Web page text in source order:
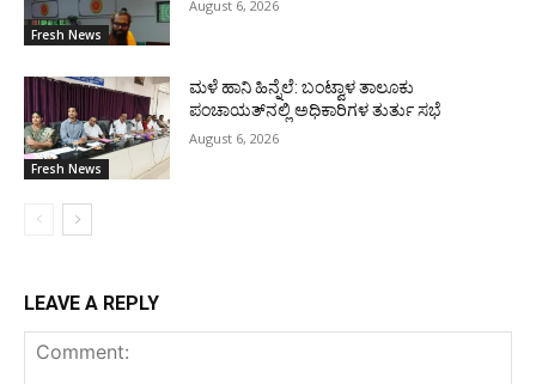
Fresh News
August 6, 2026
Fresh News
ಮಳೆ ಹಾನಿ ಹಿನ್ನೆಲೆ: ಬಂಟ್ವಾಳ ತಾಲೂಕು
ಪಂಚಾಯತ್‌ನಲ್ಲಿ ಅಧಿಕಾರಿಗಳ ತುರ್ತು ಸಭೆ
August 6, 2026
LEAVE A REPLY